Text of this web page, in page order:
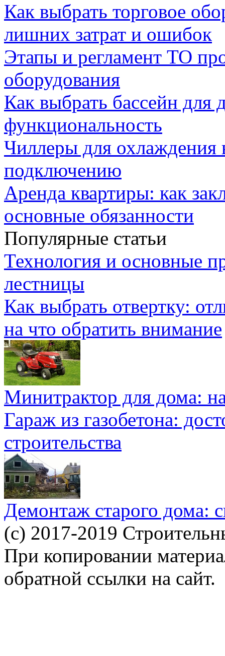
Как выбрать торговое
лишних затрат и ошибок
Этапы и регламент ТО
оборудования
Как выбрать бассейн для
функциональность
Чиллеры для охлаждения
подключению
Аренда квартиры: как
основные обязанности
Популярные статьи
Технология и основные
лестницы
Как выбрать отвертку:
на что обратить внимание
Минитрактор для дома:
Гараж из газобетона:
строительства
Демонтаж старого дома:
(c) 2017-2019
При копировании
обратной ссылки на сайт.